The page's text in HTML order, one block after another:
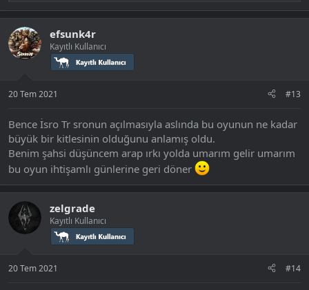
p
k
i
l
e
efsunk4r
Kayıtlı Kullanıcı
20 Tem 2021 #13
Bence İsro Tr sronun açılmasıyla aslında bu oyunun ne kadar
büyük bir kitlesinin olduğunu anlamış oldu.
Benim şahsi düşüncem arap ırkı yolda umarım gelir umarım
bu oyun ihtişamlı günlerine geri döner
zelgrade
Kayıtlı Kullanıcı
20 Tem 2021 #14